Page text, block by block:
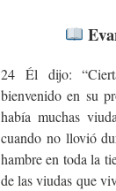
24 Él dijo:
bienvenido en su
había muchas
cuando no llovió
hambre en toda la
de las viudas que